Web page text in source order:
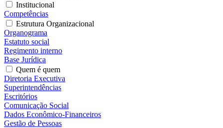
Institucional
Competências
Estrutura Organizacional
Organograma
Estatuto social
Regimento interno
Base Jurídica
Quem é quem
Diretoria Executiva
Superintendências
Escritórios
Comunicação Social
Dados Econômico-Financeiros
Gestão de Pessoas